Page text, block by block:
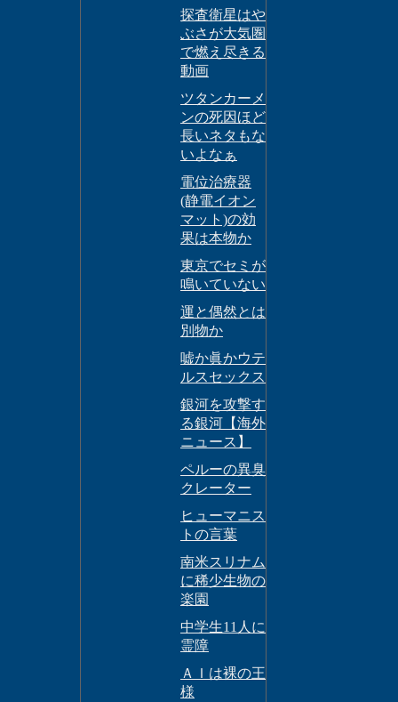
探査衛星はや
ぶさが大気圏
で燃え尽きる
動画
ツタンカーメ
ンの死因ほど
長いネタもな
いよなぁ
電位治療器
(静電イオン
マット)の効
果は本物か
東京でセミが
鳴いていない
運と偶然とは
別物か
嘘か眞かウテ
ルスセックス
銀河を攻撃す
る銀河【海外
ニュース】
ペルーの異臭
クレーター
ヒューマニス
トの言葉
南米スリナム
に稀少生物の
楽園
中学生11人に
霊障
ＡＩは裸の王
様